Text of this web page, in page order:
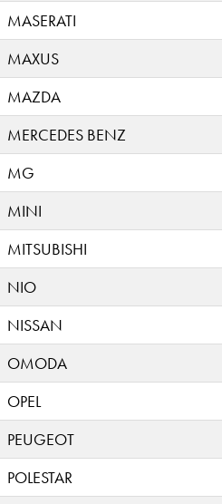
MASERATI
MAXUS
MAZDA
MERCEDES BENZ
MG
MINI
MITSUBISHI
NIO
NISSAN
OMODA
OPEL
PEUGEOT
POLESTAR